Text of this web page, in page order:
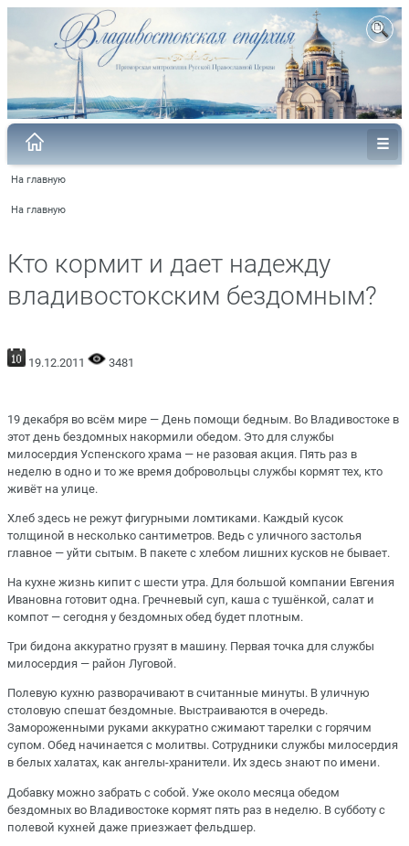
На главную
На главную
Кто кормит и дает надежду
владивостокским бездомным?
19.12.2011 3481
19 декабря во всём мире — День помощи бедным. Во Владивостоке в
этот день бездомных накормили обедом. Это для службы
милосердия Успенского храма — не разовая акция. Пять раз в
неделю в одно и то же время добровольцы службы кормят тех, кто
живёт на улице.
Хлеб здесь не режут фигурными ломтиками. Каждый кусок
толщиной в несколько сантиметров. Ведь с уличного застолья
главное — уйти сытым. В пакете с хлебом лишних кусков не бывает.
На кухне жизнь кипит с шести утра. Для большой компании Евгения
Ивановна готовит одна. Гречневый суп, каша с тушёнкой, салат и
компот — сегодня у бездомных обед будет плотным.
Три бидона аккуратно грузят в машину. Первая точка для службы
милосердия — район Луговой.
Полевую кухню разворачивают в считанные минуты. В уличную
столовую спешат бездомные. Выстраиваются в очередь.
Замороженными руками аккуратно сжимают тарелки с горячим
супом. Обед начинается с молитвы. Сотрудники службы милосердия
в белых халатах, как ангелы-хранители. Их здесь знают по имени.
Добавку можно забрать с собой. Уже около месяца обедом
бездомных во Владивостоке кормят пять раз в неделю. В субботу с
полевой кухней даже приезжает фельдшер.